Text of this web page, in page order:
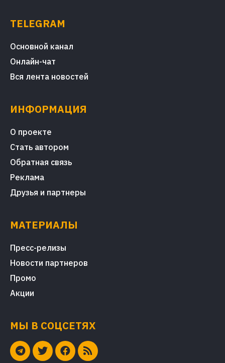
TELEGRAM
Основной канал
Онлайн-чат
Вся лента новостей
ИНФОРМАЦИЯ
О проекте
Стать автором
Обратная связь
Реклама
Друзья и партнеры
МАТЕРИАЛЫ
Пресс-релизы
Новости партнеров
Промо
Акции
МЫ В СОЦСЕТЯХ